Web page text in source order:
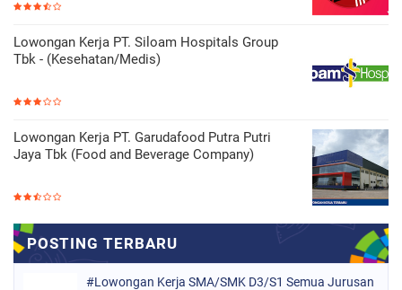
Lowongan Kerja PT. Siloam Hospitals Group
Tbk - (Kesehatan/Medis)
Lowongan Kerja PT. Garudafood Putra Putri
Jaya Tbk (Food and Beverage Company)
#Lowongan Kerja SMA/SMK D3/S1 Semua Jurusan